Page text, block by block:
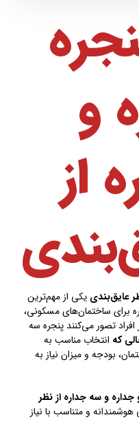
و
از
عایق‌بندی یکی از مهم‌ترین
برای ساختمان‌های مسکونی،
تصور می‌کنند پنجره سه
که انتخاب مناسب به
بودجه و میزان نیاز به
جداره و سه جداره از نظر
و متناسب با نیاز